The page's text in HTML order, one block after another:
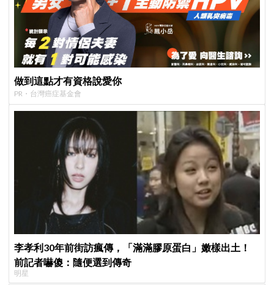
做到這點才有資格說愛你
PR・台灣癌症基金會
李孝利30年前街訪瘋傳，「滿滿膠原蛋白」嫩樣出土！
前記者嚇傻：隨便選到傳奇
明星